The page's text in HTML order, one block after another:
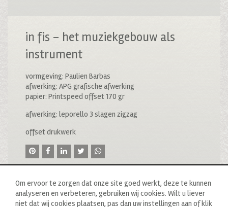
in fis – het muziekgebouw als
instrument
vormgeving: Paulien Barbas
afwerking: APG grafische afwerking
papier: Printspeed offset 170 gr
afwerking: leporello 3 slagen zigzag
offset drukwerk
Om ervoor te zorgen dat onze site goed werkt, deze te kunnen
analyseren en verbeteren, gebruiken wij cookies. Wilt u liever
niet dat wij cookies plaatsen, pas dan uw instellingen aan of klik